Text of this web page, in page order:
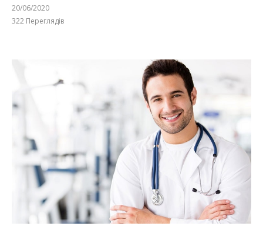
20/06/2020
322 Переглядів